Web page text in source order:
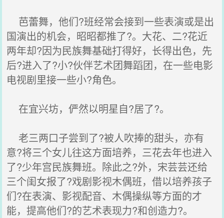
芭蕾舞，他们?班经常会接到一些表演或是出
国演出的机会，昭昭都推了?。大花、二?花近
两年却?因为民族舞基础打得好，长得出色，先
后?进入了?小?伙伴艺术团舞蹈团，在一些电影
电视剧里接一些小?角色。
在宜兴坊，俨然以明星自?居了?。
老三两口子尝到了?被人吹捧的甜头，亦有
意?将三个女儿往这方面培养，三花去年也进入
了?少年宫民族舞班。除此之?外，宋芸芸还给
三个闺女报了?戏剧影视木偶班，借以培养孩子
们?在表演、影视配音、木偶操纵等方面的才
能，提高他们?的艺术表现力?和创造力?。